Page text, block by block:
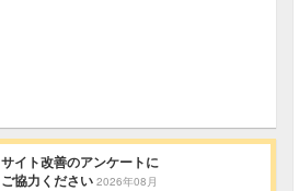
サイト改善のアンケートに
ご協力ください 2026年08月